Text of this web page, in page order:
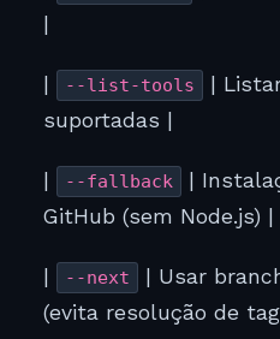
--list-tools
|
suportadas |
--fallback
|
GitHub (sem Node.js) |
--next
| Usar
(evita resolução de